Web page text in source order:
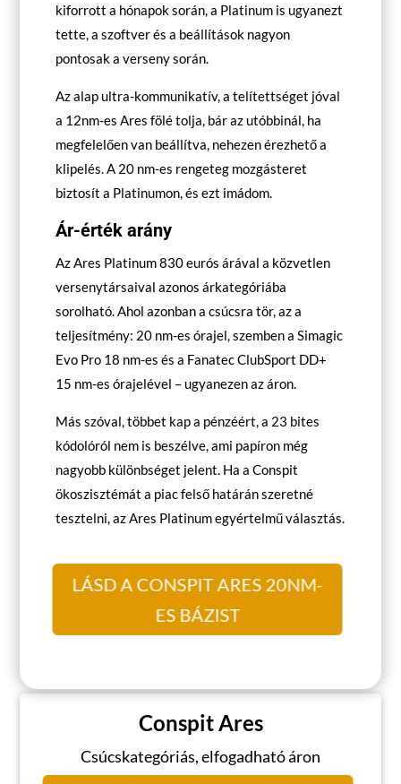
kiforrott a hónapok során, a Platinum is ugyanezt
tette, a szoftver és a beállítások nagyon
pontosak a verseny során.
Az alap ultra-kommunikatív, a telítettséget jóval
a 12nm-es Ares fölé tolja, bár az utóbbinál, ha
megfelelően van beállítva, nehezen érezhető a
klipelés. A 20 nm-es rengeteg mozgásteret
biztosít a Platinumon, és ezt imádom.
Ár-érték arány
Az Ares Platinum 830 eurós árával a közvetlen
versenytársaival azonos árkategóriába
sorolható. Ahol azonban a csúcsra tör, az a
teljesítmény: 20 nm-es órajel, szemben a Simagic
Evo Pro 18 nm-es és a Fanatec ClubSport DD+
15 nm-es órajelével – ugyanezen az áron.
Más szóval, többet kap a pénzéért, a 23 bites
kódolóról nem is beszélve, ami papíron még
nagyobb különbséget jelent. Ha a Conspit
ökoszisztémát a piac felső határán szeretné
tesztelni, az Ares Platinum egyértelmű választás.
LÁSD A CONSPIT ARES 20NM-
ES BÁZIST
Conspit Ares
Csúcskategóriás, elfogadható áron